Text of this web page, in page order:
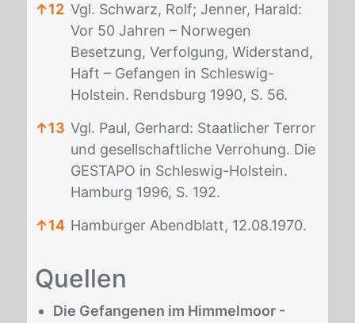
↑12 Vgl. Schwarz, Rolf; Jenner, Harald:
Vor 50 Jahren – Norwegen
Besetzung, Verfolgung, Widerstand,
Haft – Gefangen in Schleswig-
Holstein. Rendsburg 1990, S. 56.
↑13 Vgl. Paul, Gerhard: Staatlicher Terror
und gesellschaftliche Verrohung. Die
GESTAPO in Schleswig-Holstein.
Hamburg 1996, S. 192.
↑14 Hamburger Abendblatt, 12.08.1970.
Quel­len
Die Gefangenen im Himmelmoor -